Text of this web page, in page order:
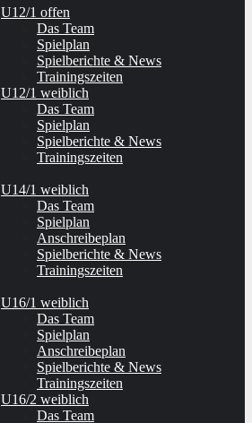
U12/1 offen
Das Team
Spielplan
Spielberichte & News
Trainingszeiten
U12/1 weiblich
Das Team
Spielplan
Spielberichte & News
Trainingszeiten
U14/1 weiblich
Das Team
Spielplan
Anschreibeplan
Spielberichte & News
Trainingszeiten
U16/1 weiblich
Das Team
Spielplan
Anschreibeplan
Spielberichte & News
Trainingszeiten
U16/2 weiblich
Das Team